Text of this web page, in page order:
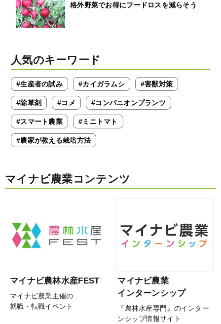
格外野菜でお得にフードロスを減らそう
人気のキーワード
#生産者の試み #カイガラムシ #害獣対策
#除草剤 #コメ #コンパニオンプランツ
#スマート農業 #ミニトマト
#農家が教える栽培方法
マイナビ農業コンテンツ
マイナビ農林水産FEST
マイナビ農業主催の
就職・転職イベント
マイナビ農業
インターンシップ
『農林水産専門』のインター
ンシップ情報サイト